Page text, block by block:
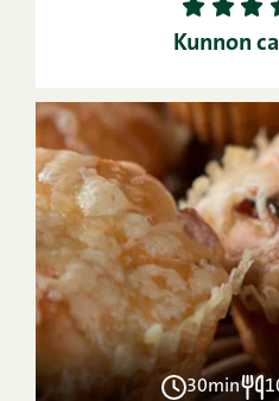
1 2 3
Kunnon
30min